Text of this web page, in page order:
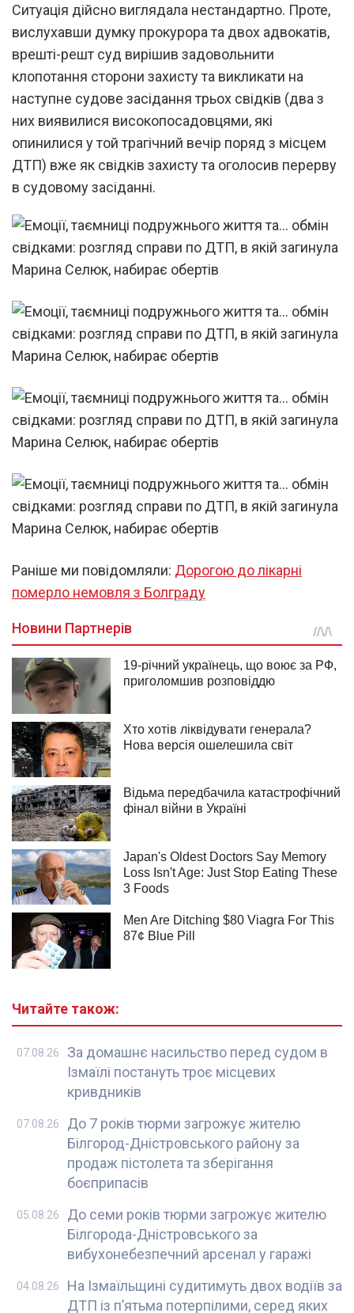
Ситуація дійсно виглядала нестандартно. Проте,
вислухавши думку прокурора та двох адвокатів,
врешті-решт суд вирішив задовольнити
клопотання сторони захисту та викликати на
наступне судове засідання трьох свідків (два з
них виявилися високопосадовцями, які
опинилися у той трагічний вечір поряд з місцем
ДТП) вже як свідків захисту та оголосив перерву
в судовому засіданні.
Раніше ми повідомляли: Дорогою до лікарні
померло немовля з Болграду
Читайте також:
За домашнє насильство перед судом в
Ізмаїлі постануть троє місцевих
кривдників
07.08.26
До 7 років тюрми загрожує жителю
Білгород-Дністровського району за
продаж пістолета та зберігання
боєприпасів
07.08.26
До семи років тюрми загрожує жителю
Білгорода-Дністровського за
вибухонебезпечний арсенал у гаражі
05.08.26
На Ізмаїльщині судитимуть двох водіїв за
ДТП із п’ятьма потерпілими, серед яких
04.08.26